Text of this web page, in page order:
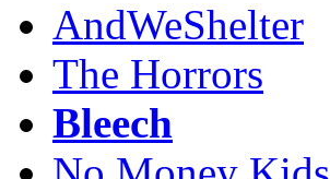
AndWeShelter
The Horrors
Bleech